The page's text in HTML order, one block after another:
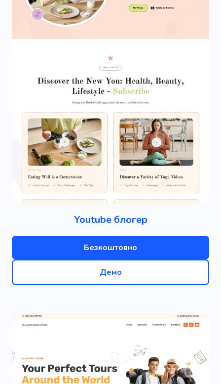
Youtube блогер
Безкоштовно
Демо